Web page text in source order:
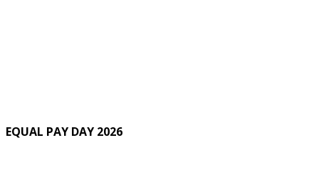
EQUAL PAY DAY 2026